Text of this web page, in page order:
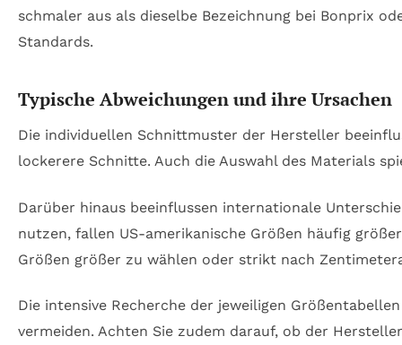
schmaler aus als dieselbe Bezeichnung bei Bonprix
Standards.
Typische Abweichungen und ihre Ursachen
Die individuellen Schnittmuster der Hersteller
lockerere Schnitte. Auch die Auswahl des Materials
Darüber hinaus beeinflussen internationale
nutzen, fallen US-amerikanische Größen häufig
Größen größer zu wählen oder strikt nach
Die intensive Recherche der jeweiligen
vermeiden. Achten Sie zudem darauf, ob der